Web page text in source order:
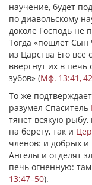
научение, будет
по диавольскому
доколе Господь не
Тогда «пошлет Сын
из Царства Его
ввергнут их в
зубов» (Мф. 13:41, 42
То же
разумел Спаситель
тянет всякую рыбу,
на берегу, так и
членов: и добрых
Ангелы и отделят
печь огненную:
13:47–50).